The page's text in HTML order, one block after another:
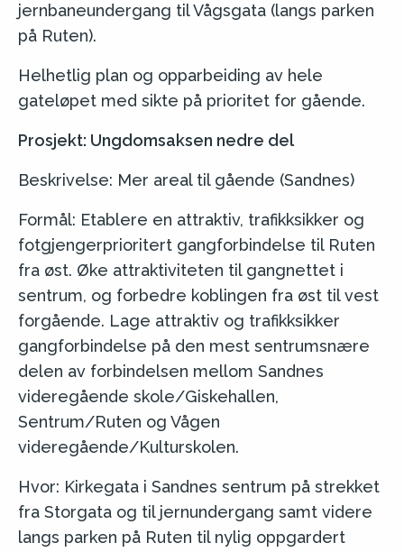
jernbaneundergang til Vågsgata (langs parken
på Ruten).
Helhetlig plan og opparbeiding av hele
gateløpet med sikte på prioritet for gående.
Prosjekt: Ungdomsaksen nedre del
Beskrivelse: Mer areal til gående (Sandnes)
Formål: Etablere en attraktiv, trafikksikker og
fotgjengerprioritert gangforbindelse til Ruten
fra øst. Øke attraktiviteten til gangnettet i
sentrum, og forbedre koblingen fra øst til vest
forgående. Lage attraktiv og trafikksikker
gangforbindelse på den mest sentrumsnære
delen av forbindelsen mellom Sandnes
videregående skole/Giskehallen,
Sentrum/Ruten og Vågen
videregående/Kulturskolen.
Hvor: Kirkegata i Sandnes sentrum på strekket
fra Storgata og til jernundergang samt videre
langs parken på Ruten til nylig oppgardert